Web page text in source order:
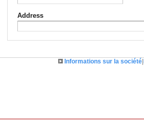
Informations sur la société